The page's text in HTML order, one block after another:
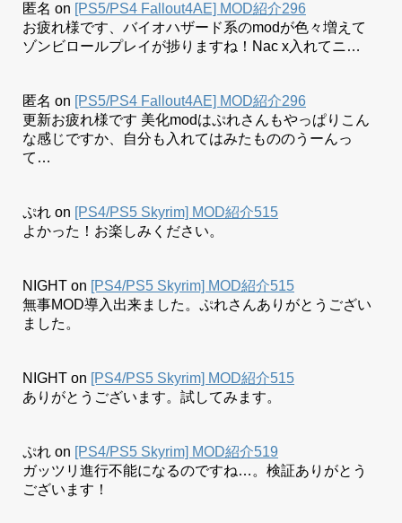
匿名 on [PS5/PS4 Fallout4AE] MOD紹介296
お疲れ様です、バイオハザード系のmodが色々増えて
ゾンビロールプレイが捗りますね！Nac x入れてニ…
匿名 on [PS5/PS4 Fallout4AE] MOD紹介296
更新お疲れ様です 美化modはぷれさんもやっぱりこん
な感じですか、自分も入れてはみたもののうーんっ
て…
ぷれ on [PS4/PS5 Skyrim] MOD紹介515
よかった！お楽しみください。
NIGHT on [PS4/PS5 Skyrim] MOD紹介515
無事MOD導入出来ました。ぷれさんありがとうござい
ました。
NIGHT on [PS4/PS5 Skyrim] MOD紹介515
ありがとうございます。試してみます。
ぷれ on [PS4/PS5 Skyrim] MOD紹介519
ガッツリ進行不能になるのですね…。検証ありがとう
ございます！